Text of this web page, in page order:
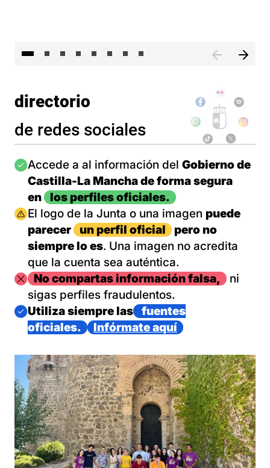
directorio
de redes sociales
Imagen
Accede a al información del Gobierno de
Castilla-La Mancha de forma segura
en
los perfiles oficiales.
Imagen
El logo de la Junta o una imagen puede
parecer
un perfil oficial
pero no
siempre lo es. Una imagen no acredita
que la cuenta sea auténtica.
ImagenNo compartas información falsa,
ni
sigas perfiles fraudulentos.
Imagen
Utiliza siempre las
fuentes
oficiales.
Infórmate aquí